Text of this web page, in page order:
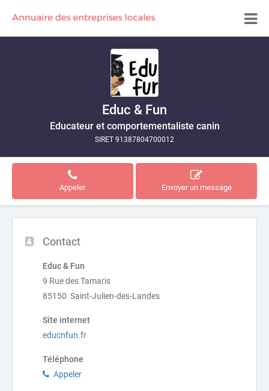
Educ & Fun
Educateur et comportementaliste canin
SIRET 91387804700012
Appeler Envoyer un message
Contact
Educ & Fun
9 Rue des Tamaris
85150 Saint-Julien-des-Landes
Site internet
educnfun.fr
Téléphone
Appeler